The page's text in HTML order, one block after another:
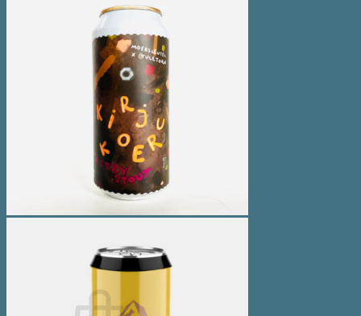
Glutenfri
Vegan/Vegansk
Black week
Juleøl
Farsdag
Andet
Spiritus
Cider
Likør
Most og Sodavand
Chips
Diverse
Gaveæsker og indpakning
Glas
Ølsmagning
0,00